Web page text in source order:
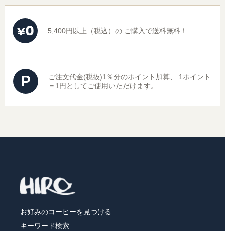
コーヒーギフト（すべて）
コーヒーマイスターセレクトギフト
レギュラーコーヒーギフト
送料無料（ギフト）
5,400円以上（税込）の ご購入で送料無料！
P ご注文代金(税抜)1％分のポイント加算、
1ポイント
＝1円としてご使用いただけます。
お好みのコーヒーを見つける
キーワード検索